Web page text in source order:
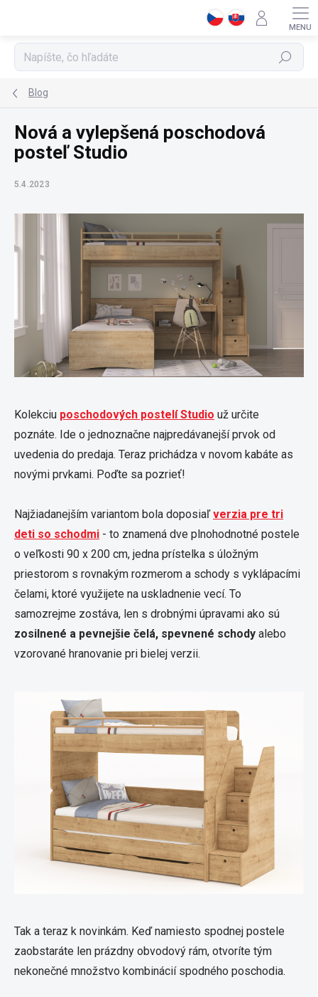
Hľadať
Blog
Nová a vylepšená poschodová
posteľ Studio
5.4.2023
Kolekciu poschodových postelí Studio už určite
poznáte. Ide o jednoznačne najpredávanejší prvok od
uvedenia do predaja. Teraz prichádza v novom kabáte as
novými prvkami. Poďte sa pozrieť!
Najžiadanejším variantom bola doposiaľverzia pre tri
deti so schodmi - to znamená dve plnohodnotné postele
o veľkosti 90 x 200 cm, jedna prístelka s úložným
priestorom s rovnakým rozmerom a schody s vyklápacími
čelami, ktoré využijete na uskladnenie vecí. To
samozrejme zostáva, len s drobnými úpravami ako sú
zosilnené a pevnejšie čelá, spevnené schody alebo
vzorované hranovanie pri bielej verzii.
Tak a teraz k novinkám. Keď namiesto spodnej postele
zaobstaráte len prázdny obvodový rám, otvoríte tým
nekonečné množstvo kombinácií spodného poschodia.